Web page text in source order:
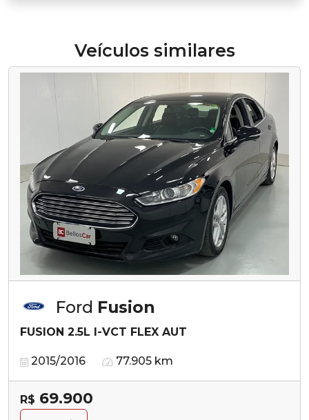
Veículos similares
Ford Fusion
FUSION 2.5L I-VCT FLEX AUT
2015/2016 77.905 km
R$ 69.900